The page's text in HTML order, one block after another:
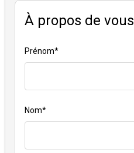
À propos de vous
*
Prénom
*
Nom